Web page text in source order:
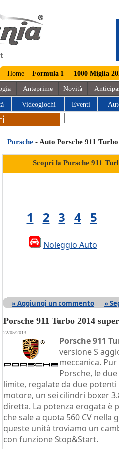
Home Formula 1 1000 Miglia
Anteprime Novità
Videogiochi Eventi
Porsche - Auto Porsche 911
Scopri la Porsche 911
1 2 3 4 5
Noleggio Auto
» Aggiungi un commento »
Porsche 911 Turbo 2014
22/05/2013
Porsche 911
versione S
meccanica.
Porsche, le
limite, regalate da due
motore, un sei cilindri boxer
diretta. La potenza erogata è
che sale a quota 560 CV nella
queste unità troviamo un
con funzione Stop&Start.